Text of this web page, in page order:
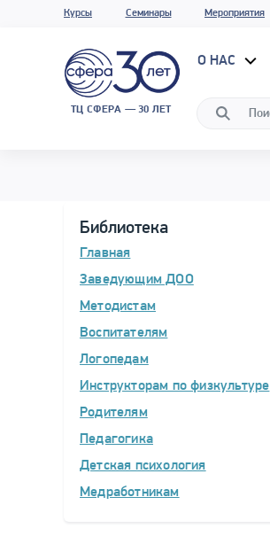
Курсы Семинары Мероприятия
ТЦ СФЕРА — 30 ЛЕТ
О НАС
Библиотека
Главная
Заведующим ДОО
Методистам
Воспитателям
Логопедам
Инструкторам по физкультуре
Родителям
Педагогика
Детская психология
Медработникам